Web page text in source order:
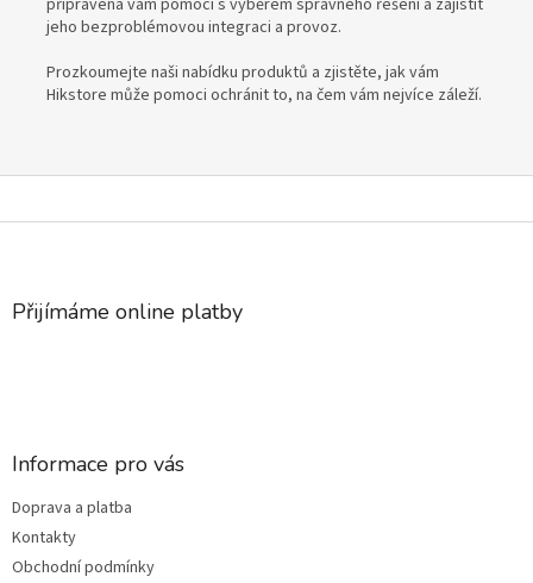
jeho bezproblémovou integraci a provoz.
Prozkoumejte naši nabídku produktů a zjistěte, jak vám
Hikstore může pomoci ochránit to, na čem vám nejvíce záleží.
Z
Přijímáme online platby
Informace pro vás
Doprava a platba
Kontakty
Obchodní podmínky